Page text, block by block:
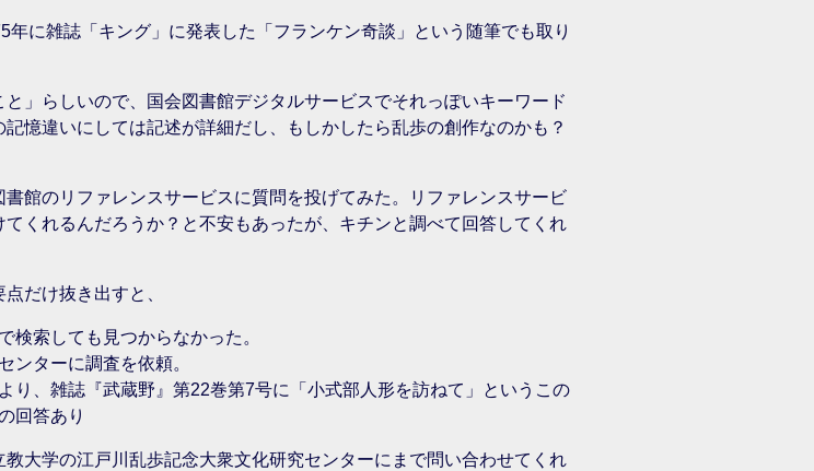
に雑誌「キング」に発表した「フランケン奇談」という随筆でも取り
」らしいので、国会図書館デジタルサービスでそれっぽいキーワード
憶違いにしては記述が詳細だし、もしかしたら乱歩の創作なのかも？
館のリファレンスサービスに質問を投げてみた。リファレンスサービ
くれるんだろうか？と不安もあったが、キチンと調べて回答してくれ
だけ抜き出すと、
検索しても見つからなかった。
ンターに調査を依頼。
り、雑誌『武蔵野』第22巻第7号に「小式部人形を訪ねて」というこの
回答あり
大学の江戸川乱歩記念大衆文化研究センターにまで問い合わせてくれ